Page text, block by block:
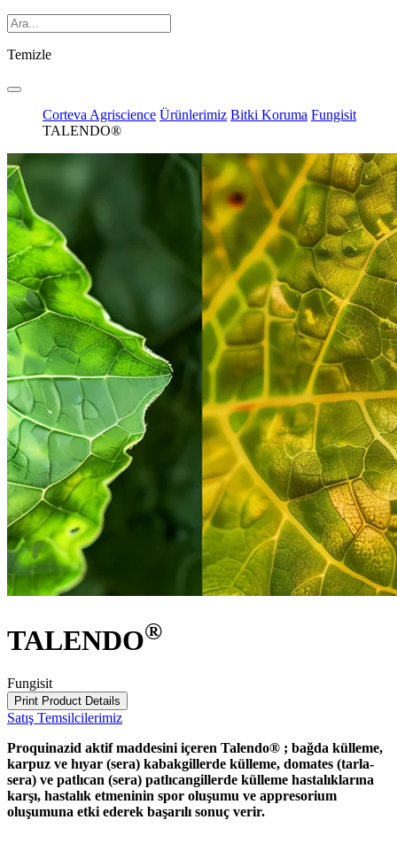
Temizle
Corteva Agriscience Ürünlerimiz Bitki Koruma Fungisit
TALENDO®
TALENDO®
Fungisit
Print Product Details
Satış Temsilcilerimiz
Proquinazid aktif maddesini içeren Talendo® ; bağda külleme,
karpuz ve hıyar (sera) kabakgillerde külleme, domates (tarla-
sera) ve patlıcan (sera) patlıcangillerde külleme hastalıklarına
karşı, hastalık etmeninin spor oluşumu ve appresorium
oluşumuna etki ederek başarılı sonuç verir.